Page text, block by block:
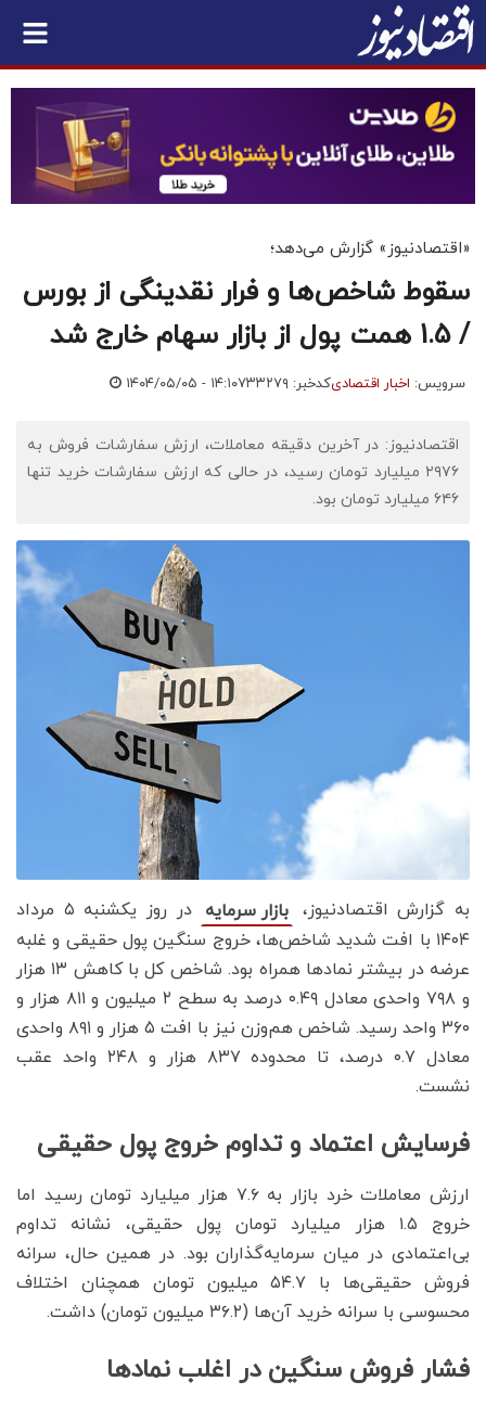
«اقتصادنیوز» گزارش می‌دهد؛
سقوط شاخص‌ها و فرار نقدینگی از بورس
/ 1.5 همت پول از بازار سهام خارج شد
سرویس: اخبار اقتصادیکدخبر: ۷۳۳۲۷۹ ۱۴۰۴/۰۵/۰۵ - ۱۴:۱۰
اقتصادنیوز: در آخرین دقیقه معاملات، ارزش سفارشات فروش به
۲۹۷۶ میلیارد تومان رسید، در حالی که ارزش سفارشات خرید تنها
۶۴۶ میلیارد تومان بود.
به گزارش اقتصادنیوز، بازار سرمایه
در روز یکشنبه ۵ مرداد
۱۴۰۴ با افت شدید شاخص‌ها، خروج سنگین پول حقیقی و غلبه
عرضه در بیشتر نمادها همراه بود. شاخص کل با کاهش ۱۳ هزار
و ۷۹۸ واحدی معادل ۰.۴۹ درصد به سطح ۲ میلیون و ۸۱۱ هزار و
۳۶۰ واحد رسید. شاخص هم‌وزن نیز با افت ۵ هزار و ۸۹۱ واحدی
معادل ۰.۷ درصد، تا محدوده ۸۳۷ هزار و ۲۴۸ واحد عقب
نشست.
فرسایش اعتماد و تداوم خروج پول حقیقی
ارزش معاملات خرد بازار به ۷.۶ هزار میلیارد تومان رسید اما
خروج ۱.۵ هزار میلیارد تومان پول حقیقی، نشانه تداوم
بی‌اعتمادی در میان سرمایه‌گذاران بود. در همین حال، سرانه
فروش حقیقی‌ها با ۵۴.۷ میلیون تومان همچنان اختلاف
محسوسی با سرانه خرید آن‌ها (۳۶.۲ میلیون تومان) داشت.
فشار فروش سنگین در اغلب نمادها